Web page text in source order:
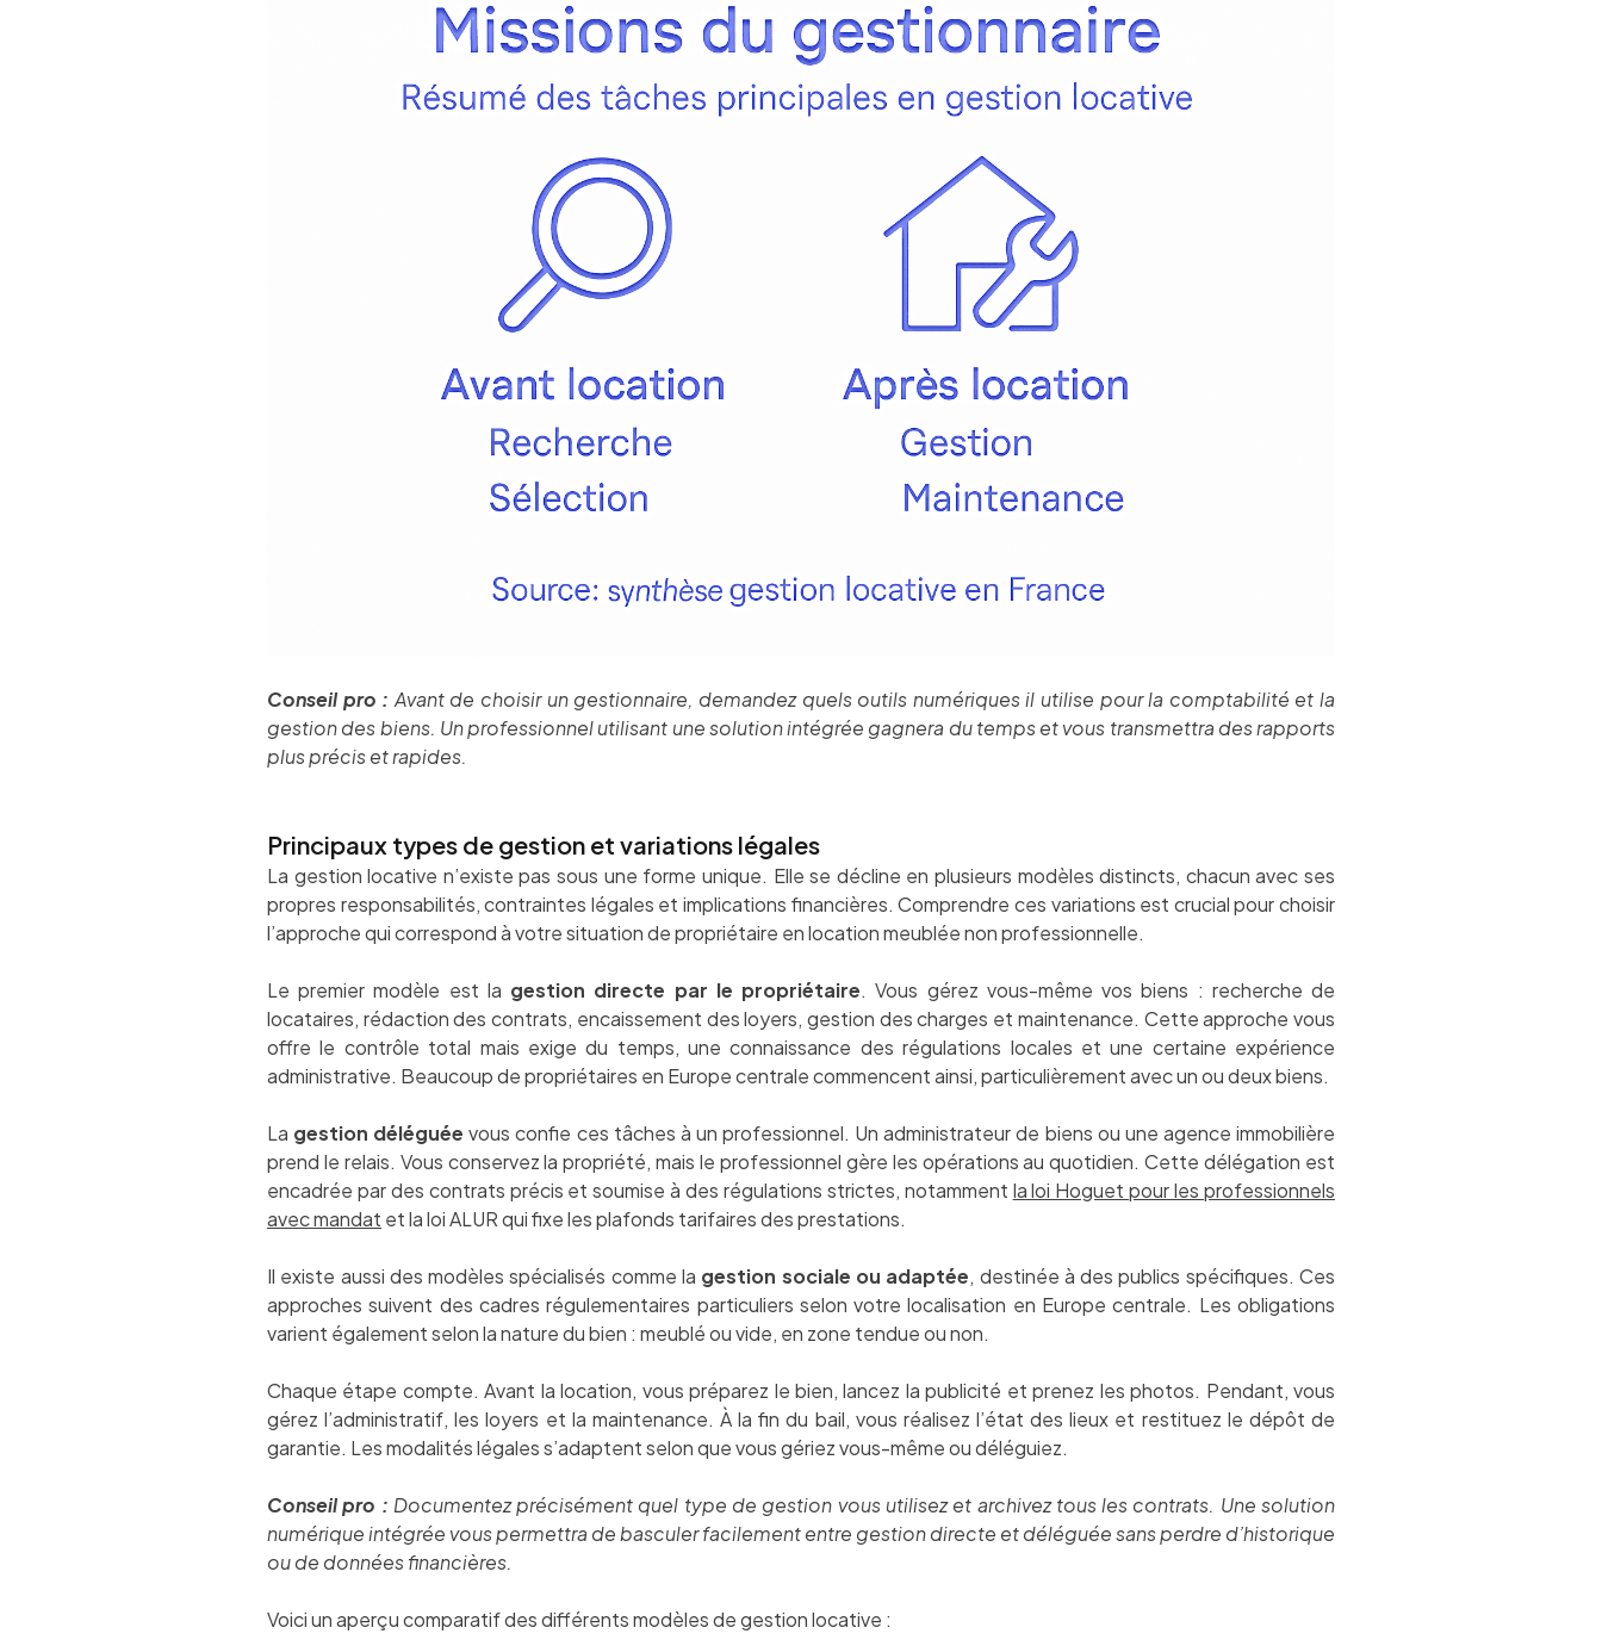
Conseil pro : Avant de choisir un gestionnaire, demandez quels outils numériques il utilise pour la comptabilité et la
gestion des biens. Un professionnel utilisant une solution intégrée gagnera du temps et vous transmettra des rapports
plus précis et rapides.
Principaux types de gestion et variations légales
La gestion locative n’existe pas sous une forme unique. Elle se décline en plusieurs modèles distincts, chacun avec ses
propres responsabilités, contraintes légales et implications financières. Comprendre ces variations est crucial pour choisir
l’approche qui correspond à votre situation de propriétaire en location meublée non professionnelle.
Le premier modèle est la gestion directe par le propriétaire. Vous gérez vous-même vos biens : recherche de
locataires, rédaction des contrats, encaissement des loyers, gestion des charges et maintenance. Cette approche vous
offre le contrôle total mais exige du temps, une connaissance des régulations locales et une certaine expérience
administrative. Beaucoup de propriétaires en Europe centrale commencent ainsi, particulièrement avec un ou deux biens.
La gestion déléguée vous confie ces tâches à un professionnel. Un administrateur de biens ou une agence immobilière
prend le relais. Vous conservez la propriété, mais le professionnel gère les opérations au quotidien. Cette délégation est
encadrée par des contrats précis et soumise à des régulations strictes, notamment la loi Hoguet pour les professionnels
avec mandat et la loi ALUR qui fixe les plafonds tarifaires des prestations.
Il existe aussi des modèles spécialisés comme la gestion sociale ou adaptée, destinée à des publics spécifiques. Ces
approches suivent des cadres régulementaires particuliers selon votre localisation en Europe centrale. Les obligations
varient également selon la nature du bien : meublé ou vide, en zone tendue ou non.
Chaque étape compte. Avant la location, vous préparez le bien, lancez la publicité et prenez les photos. Pendant, vous
gérez l’administratif, les loyers et la maintenance. À la fin du bail, vous réalisez l’état des lieux et restituez le dépôt de
garantie. Les modalités légales s’adaptent selon que vous gériez vous-même ou déléguiez.
Conseil pro : Documentez précisément quel type de gestion vous utilisez et archivez tous les contrats. Une solution
numérique intégrée vous permettra de basculer facilement entre gestion directe et déléguée sans perdre d’historique
ou de données financières.
Voici un aperçu comparatif des différents modèles de gestion locative :